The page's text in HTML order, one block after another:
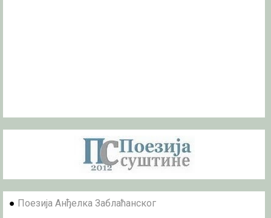
● Поезија Анђелка Заблаћанског